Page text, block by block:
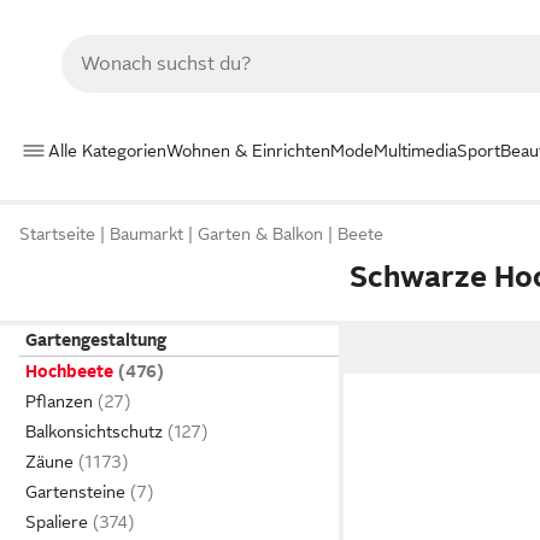
Alle KategorienWohnen & EinrichtenModeMultimediaSport
Startseite Baumarkt Garten & Balkon Beete
Schwarze
Gartengestaltung
Hochbeete
Pflanzen
Balkonsichtschutz
Zäune
Gartensteine
Spaliere